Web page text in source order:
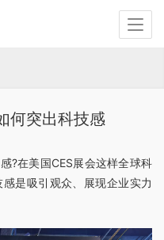
何突出科技感
?在美国CES展会这样全球科
是吸引观众、展现企业实力